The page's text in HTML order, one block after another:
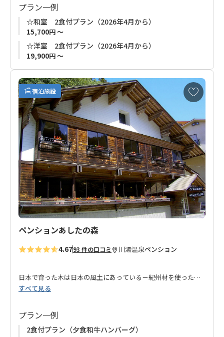
プラン一例
☆和室 2食付プラン（2026年4月から）
15,700円 ～
☆洋室 2食付プラン（2026年4月から）
19,900円 ～
宿泊施設
お
気
入
り
に
追
加
ペンションあしたの森
4.6793 件の口コミ 川湯温泉ペンション
日本で育った木は日本の風土にあっている－紀州材を使ったオ
ーナーこだわりのペンション。
まっています。
内風呂の温泉は源泉かけ流しで、貸し切り形式の家族風呂が２
すべて見る
プラン一例
2食付プラン（夕食和牛ハンバーグ）